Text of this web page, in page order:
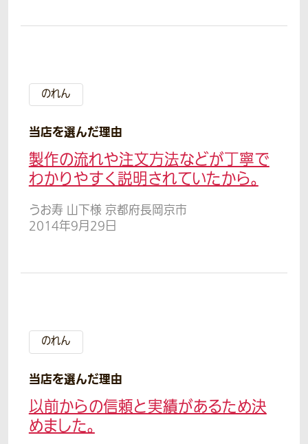
のれん
当店を選んだ理由
製作の流れや注文方法などが丁寧で
わかりやすく説明されていたから。
うお寿 山下様 京都府長岡京市
2014年9月29日
のれん
当店を選んだ理由
以前からの信頼と実績があるため決
めました。